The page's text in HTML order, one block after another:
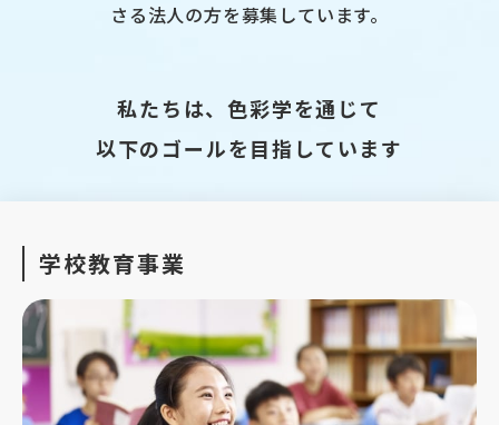
さる法人の方を募集しています。
私たちは、色彩学を通じて
以下のゴールを目指しています
学校教育事業